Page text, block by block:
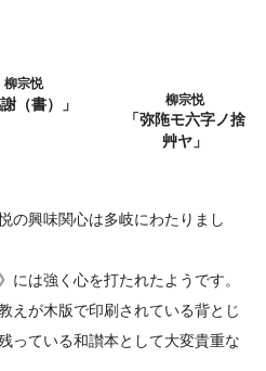
柳宗悦
謝（書）」 柳宗悦
「弥陁モ六字ノ捨
艸ヤ」
の興味関心は多岐にわたりまし
は強く心を打たれたようです。
えが木版で印刷されている背とじ
っている和讃本として大変貴重な